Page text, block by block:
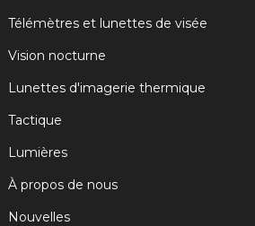
Télémètres et lunettes de visée
Vision nocturne
Lunettes d'imagerie thermique
Tactique
Lumières
À propos de nous
Nouvelles